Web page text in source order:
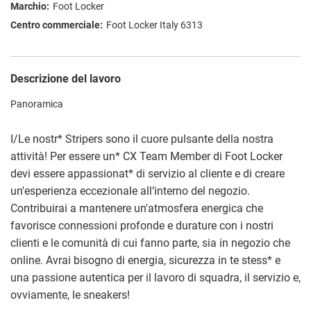
Foot Locker
Foot Locker Italy 6313
Descrizione del lavoro
Panoramica
I/Le nostr* Stripers sono il cuore pulsante della nostra
attività! Per essere un* CX Team Member di Foot Locker
devi essere appassionat* di servizio al cliente e di creare
un'esperienza eccezionale all’interno del negozio.
Contribuirai a mantenere un'atmosfera energica che
favorisce connessioni profonde e durature con i nostri
clienti e le comunità di cui fanno parte, sia in negozio che
online. Avrai bisogno di energia, sicurezza in te stess* e
una passione autentica per il lavoro di squadra, il servizio e,
ovviamente, le sneakers!